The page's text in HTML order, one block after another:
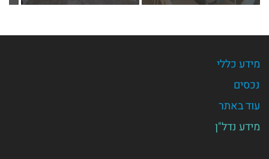
מידע כללי
נכסים
עוד באתר
מידע נדל"ן